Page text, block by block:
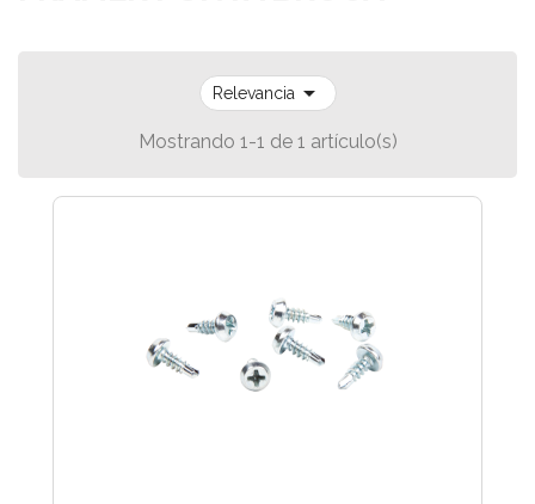
Relevancia
Mostrando 1-1 de 1 artículo(s)